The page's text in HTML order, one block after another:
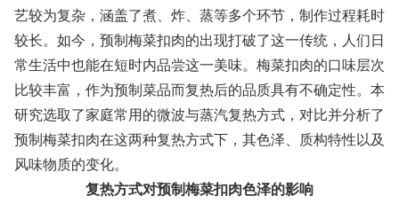
艺较为复杂，涵盖了煮、炸、蒸等多个环节，制作过程耗时
较长。如今，预制梅菜扣肉的出现打破了这一传统，人们日
常生活中也能在短时内品尝这一美味。梅菜扣肉的口味层次
比较丰富，作为预制菜品而复热后的品质具有不确定性。本
研究选取了家庭常用的微波与蒸汽复热方式，对比并分析了
预制梅菜扣肉在这两种复热方式下，其色泽、质构特性以及
风味物质的变化。
复热方式对预制梅菜扣肉色泽的影响